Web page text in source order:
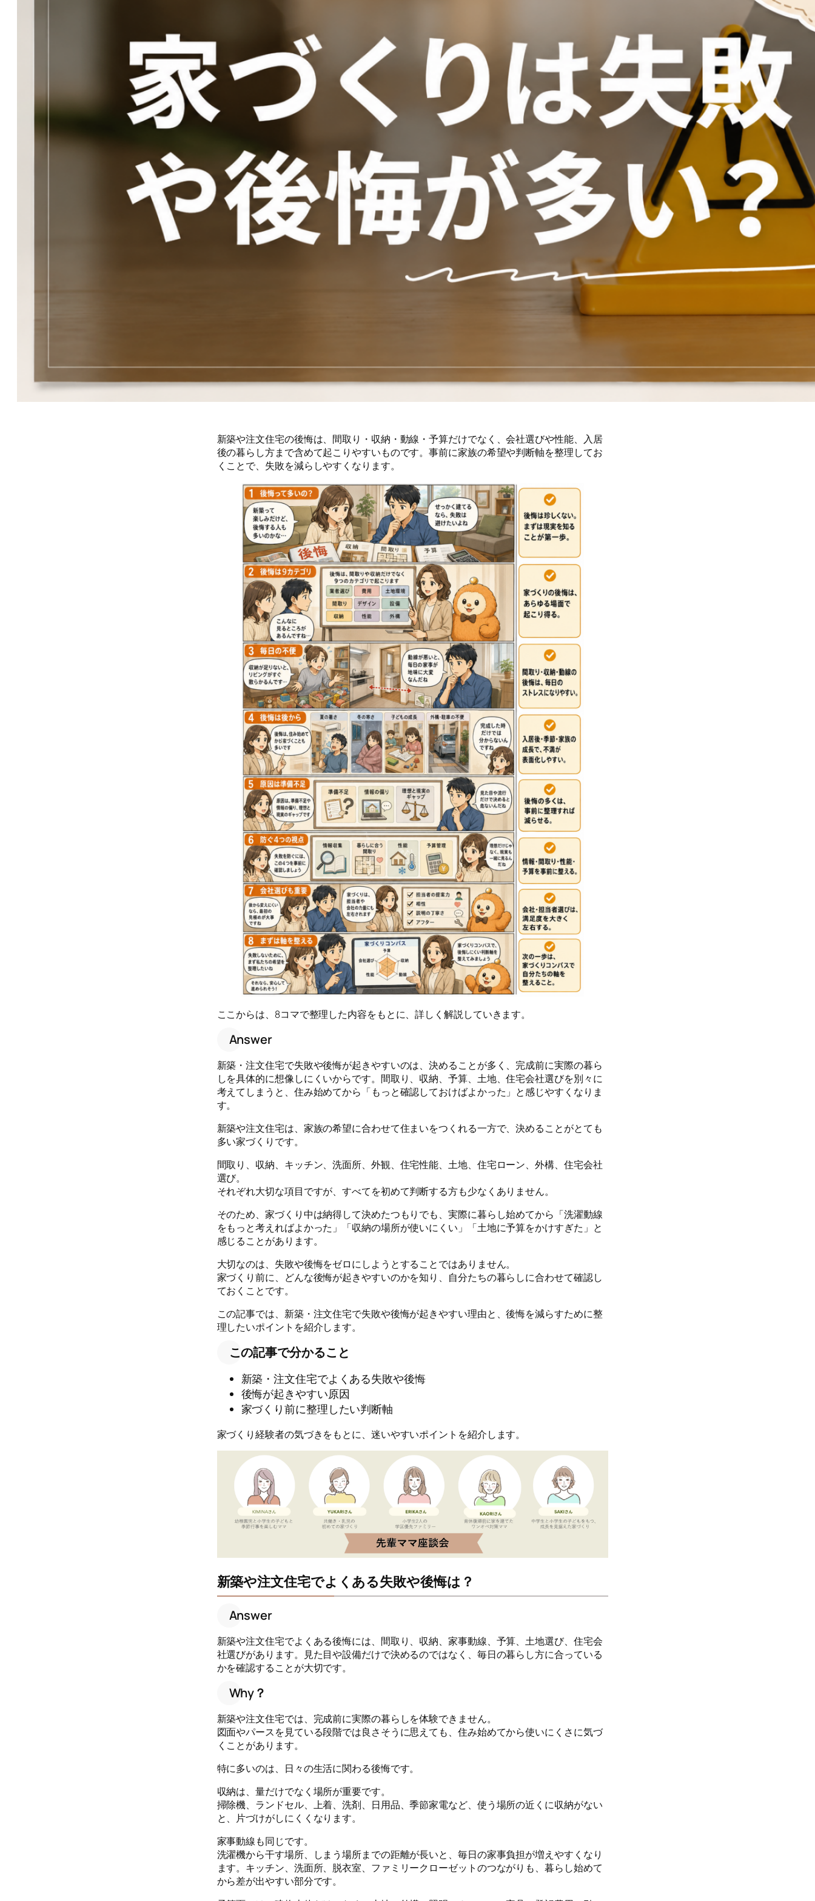
新築や注文住宅の後悔は、間取り・収納・動線・予算だけでなく、会社選びや性能、入居
後の暮らし方まで含めて起こりやすいものです。事前に家族の希望や判断軸を整理してお
くことで、失敗を減らしやすくなります。
ここからは、8コマで整理した内容をもとに、詳しく解説していきます。
Answer
新築・注文住宅で失敗や後悔が起きやすいのは、決めることが多く、完成前に実際の暮ら
しを具体的に想像しにくいからです。間取り、収納、予算、土地、住宅会社選びを別々に
考えてしまうと、住み始めてから「もっと確認しておけばよかった」と感じやすくなりま
す。
新築や注文住宅は、家族の希望に合わせて住まいをつくれる一方で、決めることがとても
多い家づくりです。
間取り、収納、キッチン、洗面所、外観、住宅性能、土地、住宅ローン、外構、住宅会社
選び。
それぞれ大切な項目ですが、すべてを初めて判断する方も少なくありません。
そのため、家づくり中は納得して決めたつもりでも、実際に暮らし始めてから「洗濯動線
をもっと考えればよかった」「収納の場所が使いにくい」「土地に予算をかけすぎた」と
感じることがあります。
大切なのは、失敗や後悔をゼロにしようとすることではありません。
家づくり前に、どんな後悔が起きやすいのかを知り、自分たちの暮らしに合わせて確認し
ておくことです。
この記事では、新築・注文住宅で失敗や後悔が起きやすい理由と、後悔を減らすために整
理したいポイントを紹介します。
この記事で分かること
新築・注文住宅でよくある失敗や後悔
後悔が起きやすい原因
家づくり前に整理したい判断軸
家づくり経験者の気づきをもとに、迷いやすいポイントを紹介します。
新築や注文住宅でよくある失敗や後悔は？
Answer
新築や注文住宅でよくある後悔には、間取り、収納、家事動線、予算、土地選び、住宅会
社選びがあります。見た目や設備だけで決めるのではなく、毎日の暮らし方に合っている
かを確認することが大切です。
Why？
新築や注文住宅では、完成前に実際の暮らしを体験できません。
図面やパースを見ている段階では良さそうに思えても、住み始めてから使いにくさに気づ
くことがあります。
特に多いのは、日々の生活に関わる後悔です。
収納は、量だけでなく場所が重要です。
掃除機、ランドセル、上着、洗剤、日用品、季節家電など、使う場所の近くに収納がない
と、片づけがしにくくなります。
家事動線も同じです。
洗濯機から干す場所、しまう場所までの距離が長いと、毎日の家事負担が増えやすくなり
ます。キッチン、洗面所、脱衣室、ファミリークローゼットのつながりも、暮らし始めて
から差が出やすい部分です。